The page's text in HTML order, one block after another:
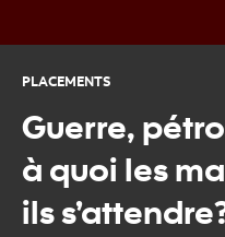
PLACEMENTS
Guerre,
à quoi les
ils